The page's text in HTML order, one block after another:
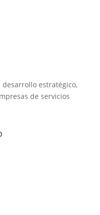
estratégico,
de servicios